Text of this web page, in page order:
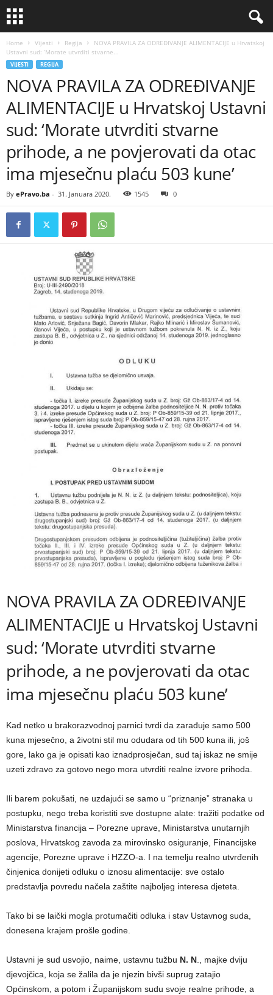
Home Vijesti Regija
NOVA PRAVILA ZA ODREĐIVANJE ALIMENTACIJE u Hrvatskoj
Ustavni sud: ‘Morate utvrditi stvarne...
VIJESTI REGIJA
NOVA PRAVILA ZA ODREĐIVANJE
ALIMENTACIJE u Hrvatskoj Ustavni
sud: ‘Morate utvrditi stvarne
prihode, a ne povjerovati da otac
ima mjesečnu plaću 503 kune’
By ePravo.ba - 31. Januara 2020. 1545 0
NOVA PRAVILA ZA ODREĐIVANJE
ALIMENTACIJE u Hrvatskoj Ustavni
sud: ‘Morate utvrditi stvarne
prihode, a ne povjerovati da otac
ima mjesečnu plaću 503 kune’
Kad netko u brakorazvodnoj parnici tvrdi da zarađuje samo 500
kuna mjesečno, a životni stil mu odudara od tih 500 kuna ili, još
gore, lako ga je opisati kao iznadprosječan, sud taj iskaz ne smije
uzeti zdravo za gotovo nego mora utvrditi realne izvore prihoda.
Ili barem pokušati, ne uzdajući se samo u “priznanje” stranaka u
postupku, nego treba koristiti sve dostupne alate: tražiti podatke od
Ministarstva financija – Porezne uprave, Ministarstva unutarnjih
poslova, Hrvatskog zavoda za mirovinsko osiguranje, Financijske
agencije, Porezne uprave i HZZO-a. I na temelju realno utvrđenih
činjenica donijeti odluku o iznosu alimentacije: sve ostalo
predstavlja povredu načela zaštite najboljeg interesa djeteta.
Tako bi se laički mogla protumačiti odluka i stav Ustavnog suda,
donesena krajem prošle godine.
Ustavni je sud usvojio, naime, ustavnu tužbu N. N ., majke dviju
djevojčica, koja se žalila da je njezin bivši suprug zatajio
Općinskom, a potom i Županijskom sudu svoje realne prihode, a